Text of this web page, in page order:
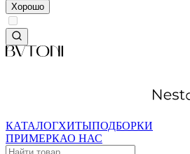
Хорошо
КАТАЛОГХИТЫПОДБОРКИ
ПРИМЕРКАО НАС